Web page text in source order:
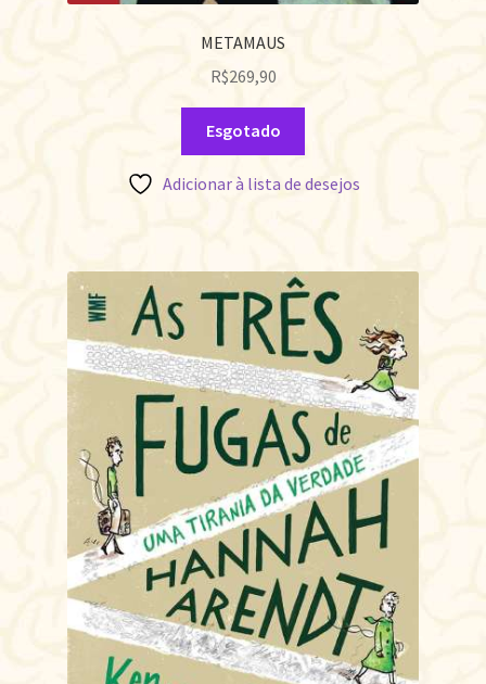
METAMAUS
R$269,90
Esgotado
Adicionar à lista de desejos